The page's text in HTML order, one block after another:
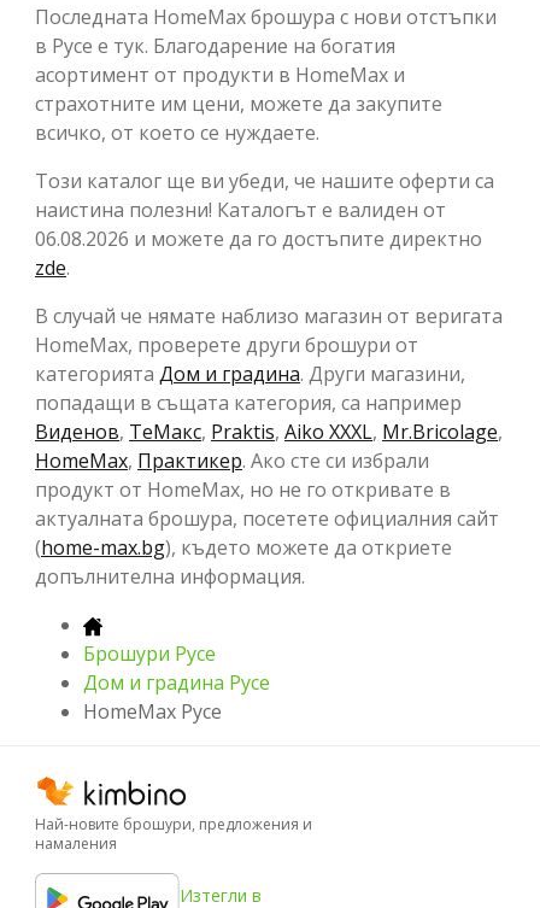
Последната HomeMax брошура с нови отстъпки
в Русе е тук. Благодарение на богатия
асортимент от продукти в HomeMax и
страхотните им цени, можете да закупите
всичко, от което се нуждаете.
Този каталог ще ви убеди, че нашите оферти са
наистина полезни! Каталогът е валиден от
06.08.2026 и можете да го достъпите директно
zde.
В случай че нямате наблизо магазин от веригата
HomeMax, проверете други брошури от
категорията Дом и градина. Други магазини,
попадащи в същата категория, са например
Виденов, ТеMакс, Praktis, Aiko XXXL, Mr.Bricolage,
HomeMax, Практикер. Ако сте си избрали
продукт от HomeMax, но не го откривате в
актуалната брошура, посетете официалния сайт
(home-max.bg), където можете да откриете
допълнителна информация.
Брошури Русе
Дом и градина Русе
HomeMax Русе
Най-новите брошури, предложения и
намаления
Изтегли в